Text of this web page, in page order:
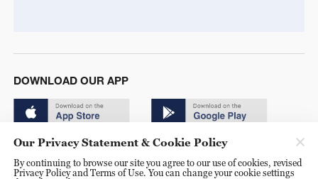
DOWNLOAD OUR APP
Our Privacy Statement & Cookie Policy
By continuing to browse our site you agree to our use of cookies, revised
Privacy Policy and Terms of Use. You can change your cookie settings